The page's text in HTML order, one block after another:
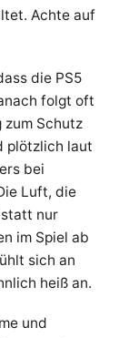
Achte auf
die PS5
folgt oft
Schutz
plötzlich laut
bei
Luft, die
nur
im Spiel ab
sich an
heiß an.
und